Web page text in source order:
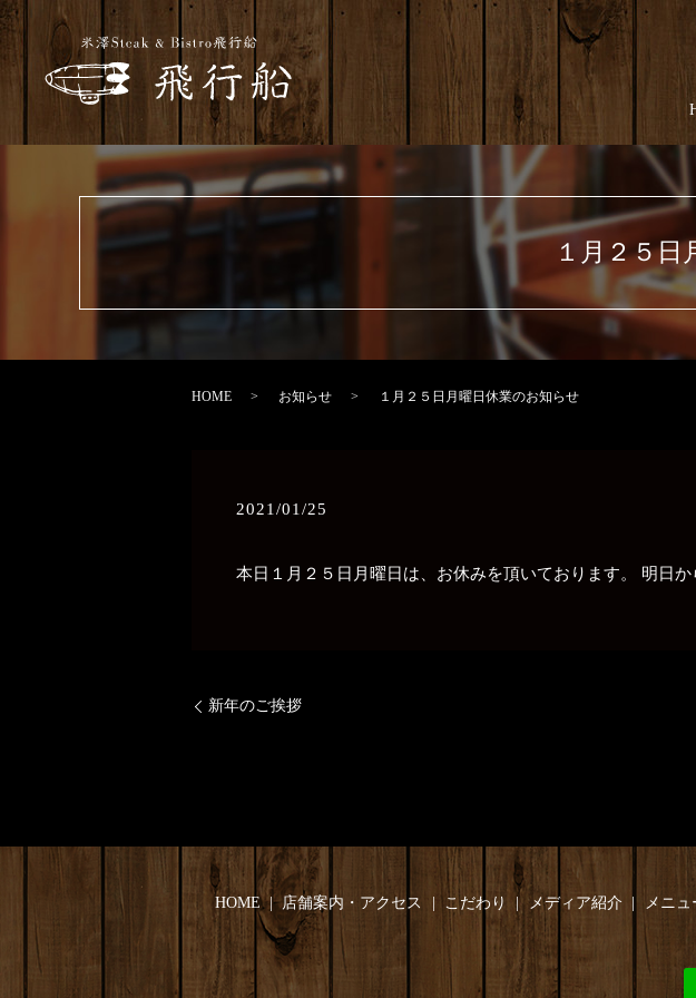
１月２５
HOME お知らせ １月２５日月曜日休業のお知らせ
2021/01/25
本日１月２５日月曜日は、お休みを頂いております。 明日か
新年のご挨拶
HOME 店舗案内・アクセス こだわり メディア紹介 メニュ